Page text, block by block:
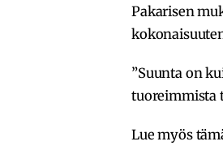
Pakarisen
”Suunta on
tuoreimmista
Lue myös